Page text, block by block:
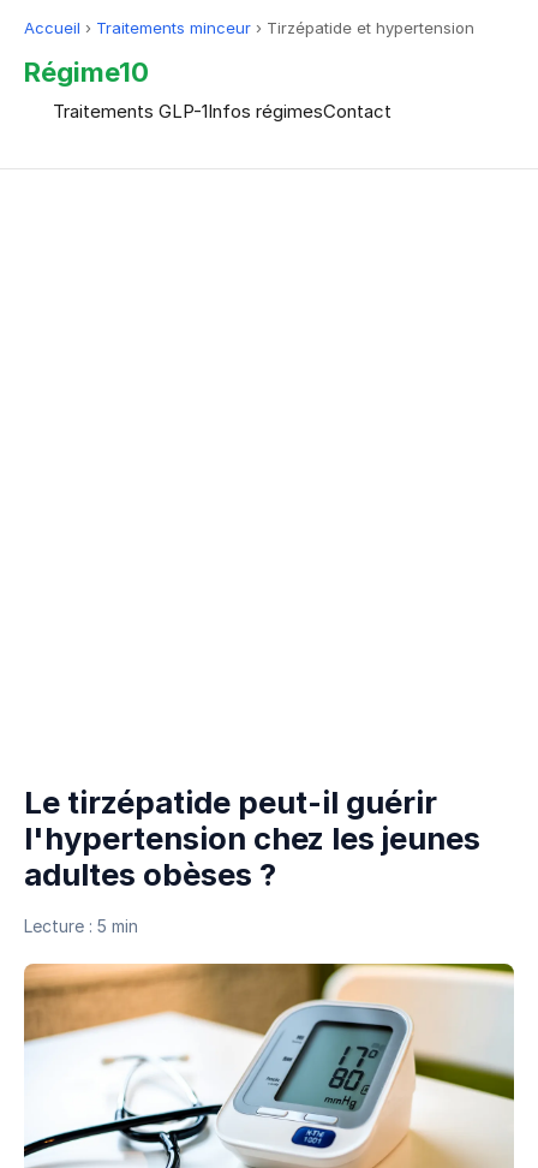
Accueil › Traitements minceur › Tirzépatide et hypertension
Régime10
Traitements GLP-1Infos régimesContact
Le tirzépatide peut-il guérir
l'hypertension chez les jeunes
adultes obèses ?
Lecture : 5 min